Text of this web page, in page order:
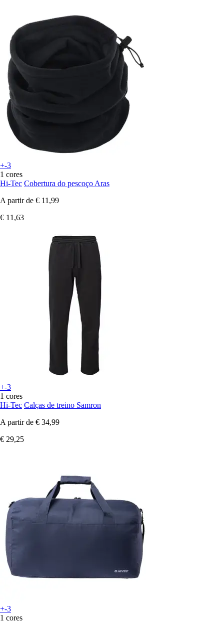
+-3
1 cores
Hi-Tec Cobertura do pescoço Aras
A partir de € 11,99
€ 11,63
+-3
1 cores
Hi-Tec Calças de treino Samron
A partir de € 34,99
€ 29,25
+-3
1 cores